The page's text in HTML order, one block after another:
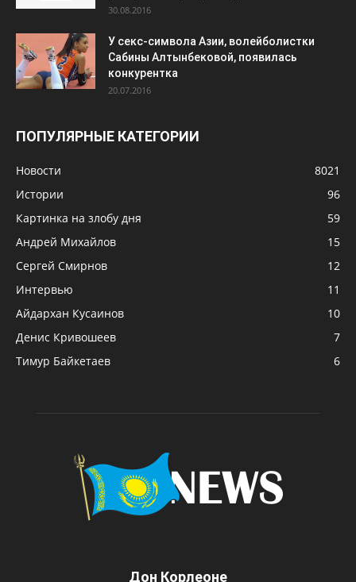
30.08.2016
У секс-символа Азии, волейболистки
Сабины Алтынбековой, появилась
конкурентка
20.07.2016
ПОПУЛЯРНЫЕ КАТЕГОРИИ
Новости
8021
Истории
96
Картинка на злобу дня
59
Андрей Михайлов
15
Сергей Смирнов
12
Интервью
11
Айдархан Кусаинов
10
Денис Кривошеев
7
Тимур Байкетаев
6
Дон Корлеоне